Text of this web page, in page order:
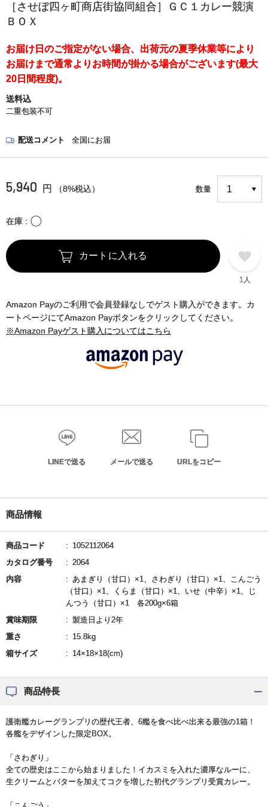
［させぼ四ヶ町商店街協同組合］ＧＣ１カレー競演
ＢＯＸ
お届け日のご指定がない場合、出荷元の夏季休業等により
お届けまで通常よりお時間が掛かる場合がございます(最大
20日間程度)。
送料込
二重包装不可
配送コメント 全国にお届
5,940 円 （8%税込） 数量
在庫 〇
カートに入れる
1人
Amazon Payのご利用で会員登録なしでゲスト購入ができます。カ
ートページにてAmazon Payボタンをクリックしてください。
※Amazon Payゲスト購入についてはこちら
LINEで送る メールで送る URLをコピー
商品情報
商品コード
1052112064
カタログ番号
2064
内容
あまぎり（甘口）×1、さわぎり（甘口）×1、こんごう
（甘口）×1、くらま（甘口）×1、いせ（中辛）×1、じ
んつう（甘口）×1 各200g×6箱
賞味期限
製造日より2年
重さ
15.8kg
箱サイズ
14×18×18(cm)
商品特長
護衛艦カレーグランプリの歴代王者、6艦を食べ比べ出来る最強の1箱！
各艦をデザインした限定BOX。
「さわぎり」
全ての歴史はここから始まりました！イカスミを入れた濃厚なルーに、
生クリームとバターを加えてコクを増した初代グランプリ受賞カレー。